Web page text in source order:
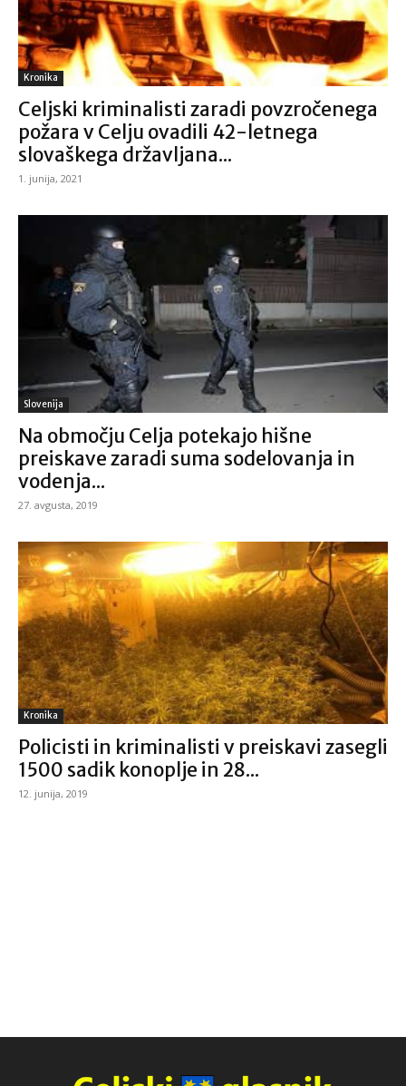
Kronika
Celjski kriminalisti zaradi povzročenega
požara v Celju ovadili 42-letnega
slovaškega državljana...
1. junija, 2021
Slovenija
Na območju Celja potekajo hišne
preiskave zaradi suma sodelovanja in
vodenja...
27. avgusta, 2019
Kronika
Policisti in kriminalisti v preiskavi zasegli
1500 sadik konoplje in 28...
12. junija, 2019